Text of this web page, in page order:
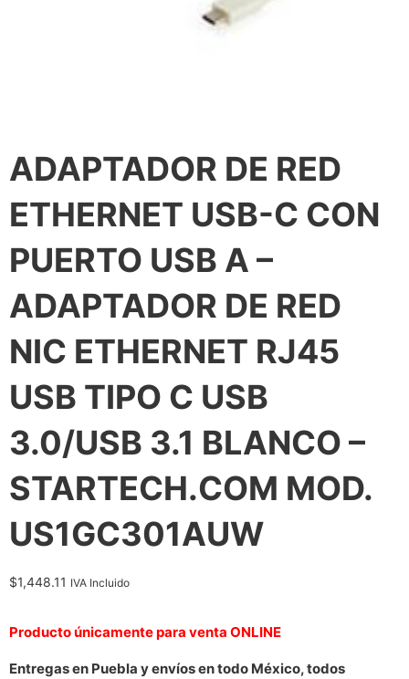
ADAPTADOR DE RED
ETHERNET USB-C CON
PUERTO USB A –
ADAPTADOR DE RED
NIC ETHERNET RJ45
USB TIPO C USB
3.0/USB 3.1 BLANCO –
STARTECH.COM MOD.
US1GC301AUW
$1,448.11 IVA Incluido
Producto únicamente para venta ONLINE
Entregas en Puebla y envíos en todo México, todos